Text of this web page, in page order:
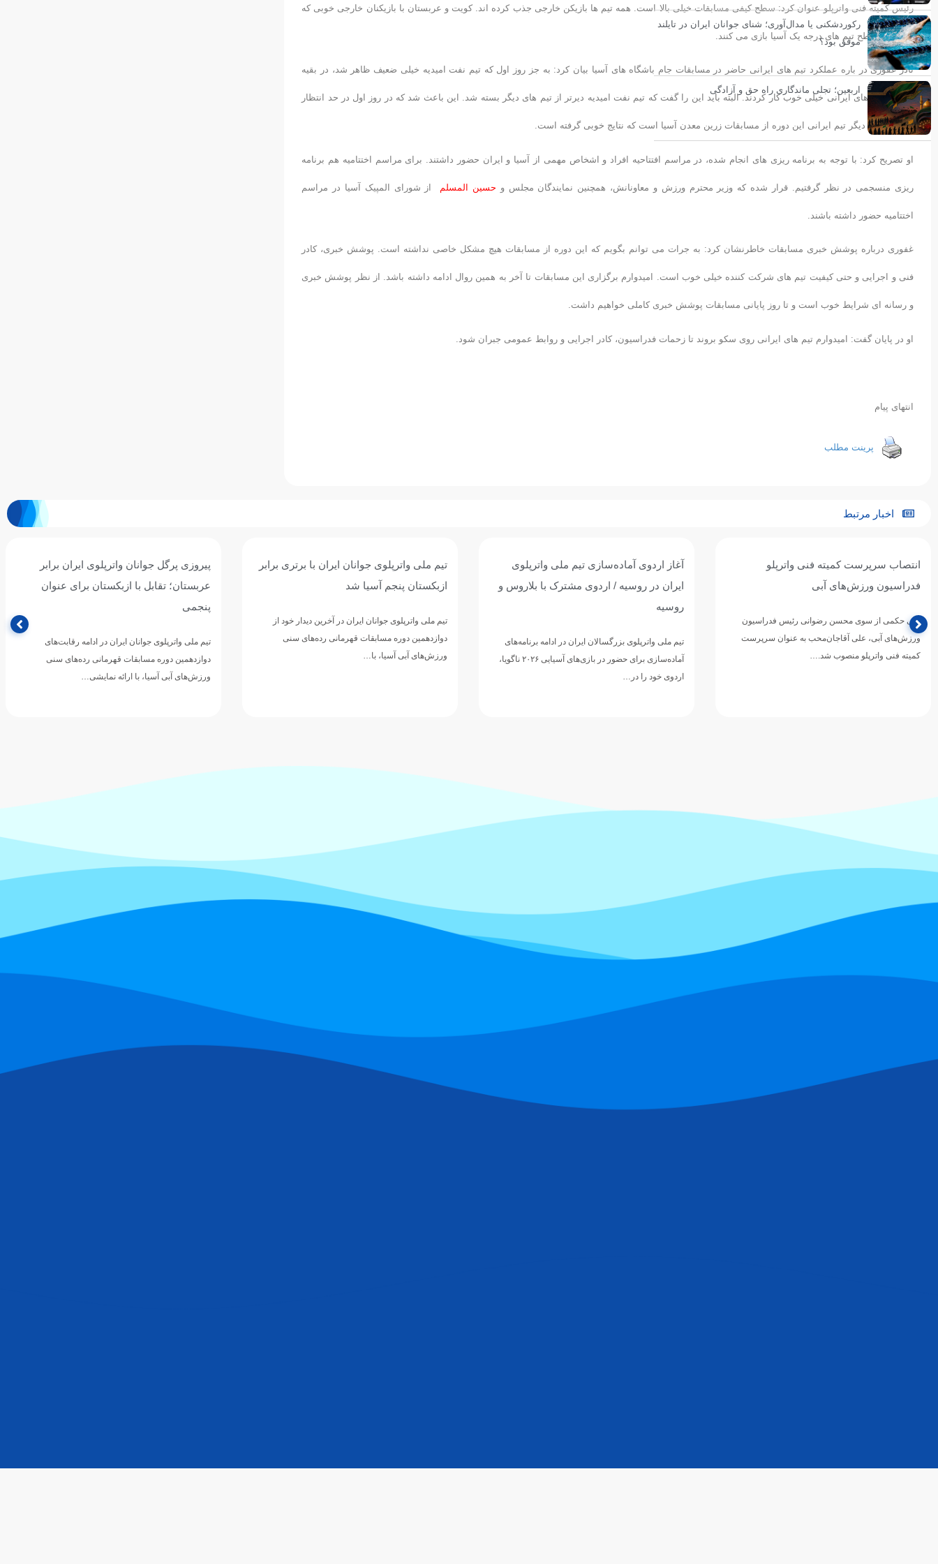
رئیس کمیته فنی واترپلو عنوان کرد: سطح کیفی مسابقات خیلی بالا است. همه تیم ها بازیکن خارجی جذب کرده اند. کویت و عربستان با بازیکنان خارجی خوبی که
دارند، در سطح تیم های درجه یک آسیا بازی می کنند.
نادر غفوری در باره عملکرد تیم های ایرانی حاضر در مسابقات جام باشگاه های آسیا بیان کرد: به جز روز اول که تیم نفت امیدیه خیلی ضعیف ظاهر شد، در بقیه
بازی ها تیم های ایرانی خیلی خوب کار کردند. البته باید این را گفت که تیم نفت امیدیه دیرتر از تیم های دیگر بسته شد. این باعث شد که در روز اول در حد انتظار
ظاهر نشود. دیگر تیم ایرانی این دوره از مسابقات زرین معدن آسیا است که نتایج خوبی گرفته است.
او تصریح کرد: با توجه به برنامه ریزی های انجام شده، در مراسم افتتاحیه افراد و اشخاص مهمی از آسیا و ایران حضور داشتند. برای مراسم اختتامیه هم برنامه
ریزی منسجمی در نظر گرفتیم. قرار شده که وزیر محترم ورزش و معاونانش، همچنین نمایندگان مجلس و حسین المسلم از شورای المپیک آسیا در مراسم
اختتامیه حضور داشته باشند.
غفوری درباره پوشش خبری مسابقات خاطرنشان کرد: به جرات می توانم بگویم که این دوره از مسابقات هیچ مشکل خاصی نداشته است. پوشش خبری، کادر
فنی و اجرایی و حتی کیفیت تیم های شرکت کننده خیلی خوب است. امیدوارم برگزاری این مسابقات تا آخر به همین روال ادامه داشته باشد. از نظر پوشش خبری
و رسانه ای شرایط خوب است و تا روز پایانی مسابقات پوشش خبری کاملی خواهیم داشت.
او در پایان گفت: امیدوارم تیم های ایرانی روی سکو بروند تا زحمات فدراسیون، کادر اجرایی و روابط عمومی جبران شود.
انتهای پیام
پرینت مطلب
رکوردشکنی یا مدال‌آوری؛ شنای جوانان ایران در تایلند
موفق بود؟
اربعین؛ تجلی ماندگاری راه حق و آزادگی
اخبار مرتبط
آغاز اردوی آماده‌سازی تیم ملی واترپلوی
ایران در روسیه / اردوی مشترک با بلاروس و
تیم ملی واترپلوی بزرگسالان ایران در ادامه برنامه‌های
تیم ملی واترپلوی جوانان ایران با برتری برابر
ازبکستان پنجم آسیا شد
دوازدهمین دوره مسابقات قهرمانی رده‌های سنی
ورزش‌های آبی آسیا، با…
پیروزی پرگل جوانان واترپلوی ایران برابر
عربستان؛ تقابل با ازبکستان برای عنوان
تیم ملی واترپلوی جوانان ایران در ادامه رقابت‌های
دوازدهمین دوره مسابقات قهرمانی رده‌های سنی
سومین برد جوانان واترپلوی ایران با شکست
پرگل سریلانکا/ نوبت به قزاقستان رسید
تیم ملی واترپلوی جوانان ایران در چهارمین دیدار خود از
مرحله گروهی دوازدهمین دوره مسابقات قهرمانی
رده‌های سنی ورزش‌های آبی…